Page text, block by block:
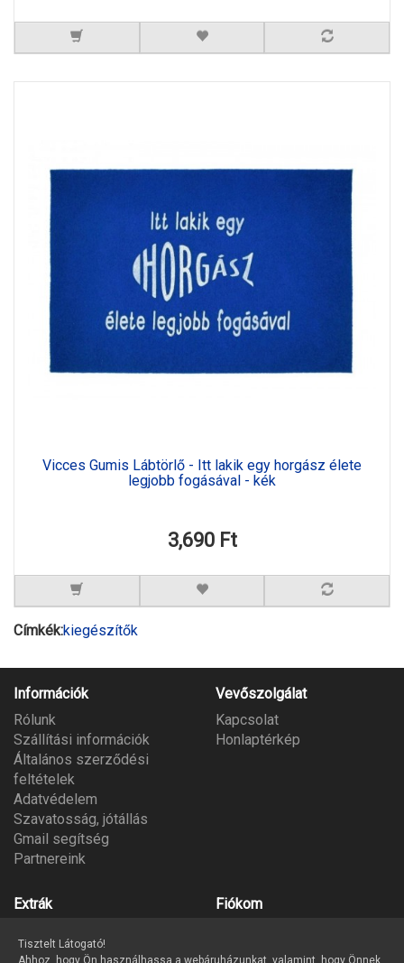
Vicces Gumis Lábtörlő - Itt lakik egy horgász élete
legjobb fogásával - kék
3,690 Ft
Címkék:kiegészítők
Információk
Rólunk
Szállítási információk
Általános szerződési
feltételek
Adatvédelem
Szavatosság, jótállás
Gmail segítség
Partnereink
Vevőszolgálat
Kapcsolat
Honlaptérkép
Extrák
Ajándék utalvány
Fiókom
Tisztelt Látogató!
Ahhoz, hogy Ön használhassa a webáruházunkat, valamint, hogy Önnek